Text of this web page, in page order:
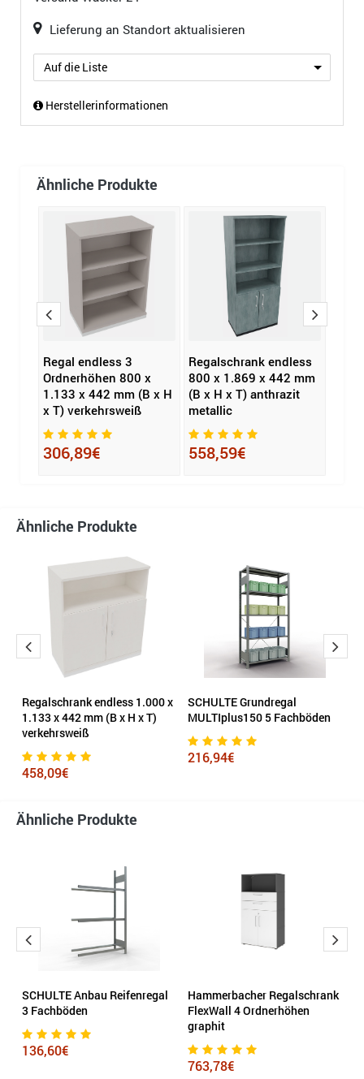
Lieferung an Standort aktualisieren
Auf die Liste
Herstellerinformationen
Ähnliche Produkte
Regal endless 3
Ordnerhöhen 800 x
1.133 x 442 mm (B x H
x T) verkehrsweiß
306,89€
Regalschrank endless
800 x 1.869 x 442 mm
(B x H x T) anthrazit
metallic
558,59€
Ähnliche Produkte
Regalschrank endless 1.000 x
1.133 x 442 mm (B x H x T)
verkehrsweiß
458,09€
SCHULTE Grundregal
MULTIplus150 5 Fachböden
216,94€
Ähnliche Produkte
SCHULTE Anbau Reifenregal
3 Fachböden
136,60€
Hammerbacher Regalschrank
FlexWall 4 Ordnerhöhen
graphit
763,78€